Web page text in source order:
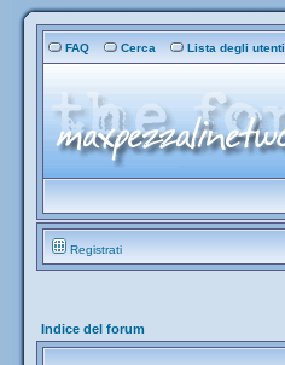
FAQ Cerca Lista degli utenti
Registrati
Indice del forum